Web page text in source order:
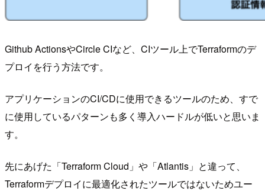
Github ActionsやCircle CIなど、CIツール上でTerraformのデ
プロイを行う方法です。
アプリケーションのCI/CDに使用できるツールのため、すで
に使用しているパターンも多く導入ハードルが低いと思いま
す。
先にあげた「Terraform Cloud」や「Atlantis」と違って、
Terraformデプロイに最適化されたツールではないためユー